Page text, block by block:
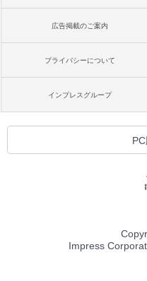
FM
ードウ
￥
￥
ージ、
イ、
テリ
売)
￥
New
11イ
き、
￥
広告掲載のご案内
プライバシーについて
インプレスグループ
Impress